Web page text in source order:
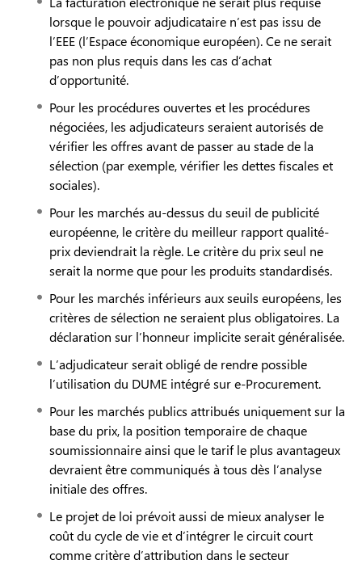
lorsque le pouvoir adjudicataire n’est pas issu de
l’EEE (l’Espace économique européen). Ce ne serait
pas non plus requis dans les cas d’achat
d’opportunité.
Pour les procédures ouvertes et les procédures
négociées, les adjudicateurs seraient autorisés de
vérifier les offres avant de passer au stade de la
sélection (par exemple, vérifier les dettes fiscales et
sociales).
Pour les marchés au-dessus du seuil de publicité
européenne, le critère du meilleur rapport qualité-
prix deviendrait la règle. Le critère du prix seul ne
serait la norme que pour les produits standardisés.
Pour les marchés inférieurs aux seuils européens, les
critères de sélection ne seraient plus obligatoires. La
déclaration sur l’honneur implicite serait généralisée.
L’adjudicateur serait obligé de rendre possible
l’utilisation du DUME intégré sur e-Procurement.
Pour les marchés publics attribués uniquement sur la
base du prix, la position temporaire de chaque
soumissionnaire ainsi que le tarif le plus avantageux
devraient être communiqués à tous dès l’analyse
initiale des offres.
Le projet de loi prévoit aussi de mieux analyser le
coût du cycle de vie et d’intégrer le circuit court
comme critère d’attribution dans le secteur